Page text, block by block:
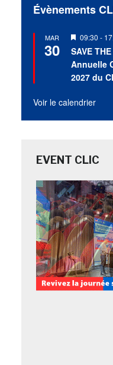
Évènements
MAR
30
Mis
en
avant
09:30 -
SAVE
Annuelle
2027 du
Voir le calendrier
EVENT CLIC